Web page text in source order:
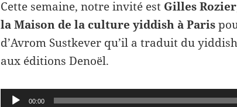
Cette semaine, notre invité est Gilles
la Maison de la culture yiddish à Paris
d’Avrom Sustkever qu’il a traduit du
aux éditions Denoël.
Lecteur
00:00